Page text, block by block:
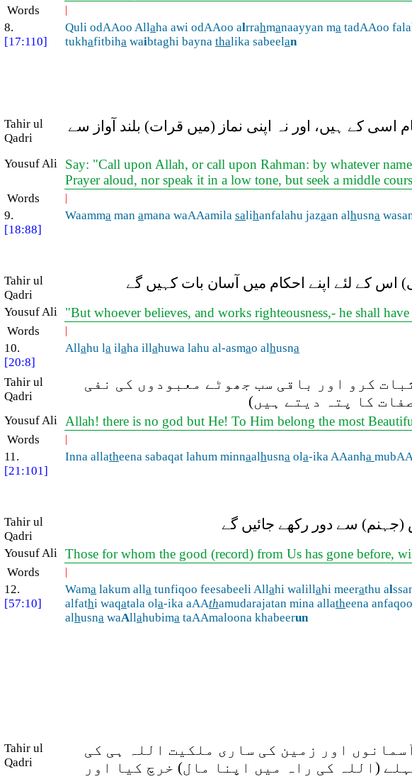
Words |
8.
[17:110]
Quli odAAoo Allaha awi odAAoo alrrahmanaayyan ma tadAAoo
tukhafitbiha waibtaghi bayna thalika sabeelan
Tahir ul
Qadri
کے ہیں، اور نہ اپنی نماز (میں قرات) بلند آواز سے
Yousuf Ali
Say: "Call upon Allah, or call upon Rahman: by whatever
Prayer aloud, nor speak it in a low tone, but seek a middle
Words |
9.
[18:88]
Waamma man amana waAAamila salihanfalahu jazaan alhusna
Tahir ul
Qadri
اس کے لئے اپنے احکام میں آسان بات کہیں گے
Yousuf Ali "But whoever believes, and works righteousness,- he shall
Words |
10.
[20:8]
Allahu la ilaha illahuwa lahu al-asmao alhusna
Tahir ul
Qadri
کرو اور باقی سب جھوٹے معبودوں کی نفی
کا پتہ دیتے ہیں)
Yousuf Ali Allah! there is no god but He! To Him belong the most
Words |
11.
[21:101]
Inna allatheena sabaqat lahum minnaalhusna ola-ika AAanha
Tahir ul
Qadri
سے دور رکھے جائیں گے
Yousuf Ali Those for whom the good (record) from Us has gone before,
Words |
12.
[57:10]
Wama lakum alla tunfiqoo feesabeeli Allahi walillahi meerathu al
alfathi waqatala ola-ika aAAthamudarajatan mina allatheena
alhusna waAllahubima taAAmaloona khabeerun
Tahir ul
Qadri
اور زمین کی ساری ملکیت اللہ ہی کی
(اللہ کی راہ میں اپنا مال) خرچ کیا اور